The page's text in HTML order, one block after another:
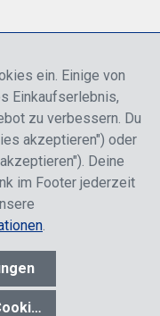
die je nach Login,
gelten und inklusive
wenn nicht anders
ein. Einige von
Einkaufserlebnis,
zu verbessern. Du
akzeptieren") oder
Deine
im Footer jederzeit
.
akzeptieren